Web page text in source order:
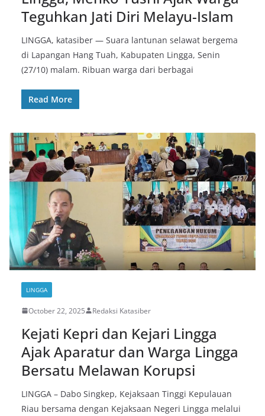
Teguhkan Jati Diri Melayu-Islam
LINGGA, katasiber — Suara lantunan selawat bergema
di Lapangan Hang Tuah, Kabupaten Lingga, Senin
(27/10) malam. Ribuan warga dari berbagai
Read More
LINGGA
October 22, 2025 Redaksi Katasiber
Kejati Kepri dan Kejari Lingga
Ajak Aparatur dan Warga Lingga
Bersatu Melawan Korupsi
LINGGA – Dabo Singkep, Kejaksaan Tinggi Kepulauan
Riau bersama dengan Kejaksaan Negeri Lingga melalui